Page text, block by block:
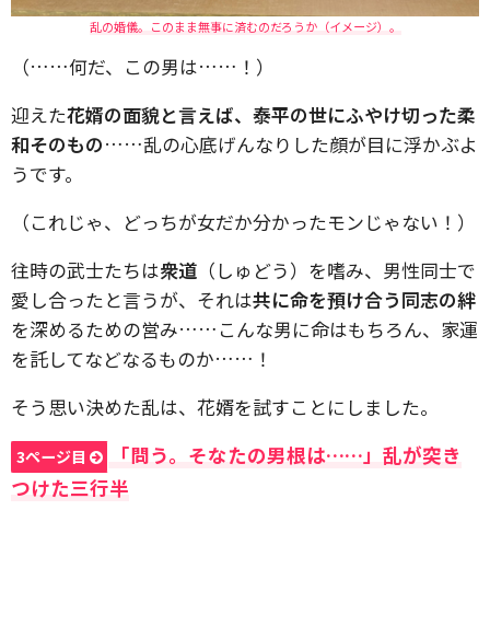
乱の婚儀。このまま無事に済むのだろうか（イメージ）。
（……何だ、この男は……！）
迎えた花婿の面貌と言えば、泰平の世にふやけ切った柔
和そのもの……乱の心底げんなりした顔が目に浮かぶよ
うです。
（これじゃ、どっちが女だか分かったモンじゃない！）
往時の武士たちは衆道 （しゅどう）を嗜み、男性同士で
愛し合ったと言うが、それは共に命を預け合う同志の絆
を深めるための営み……こんな男に命はもちろん、家運
を託してなどなるものか……！
そう思い決めた乱は、花婿を試すことにしました。
3ページ目
「問う。そなたの男根は……」乱が突き
つけた三行半